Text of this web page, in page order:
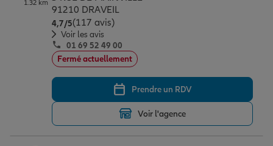
Assurance emprunteur
Prévoyance et dépendance
Assurance animal de compagnie
Protection de la famille
Protection juridique
Épargne & retraite
Plan épargne retraite
Assurance vie
Placements financiers
Vos projets
Partir en vacances
Déménager
Conseil assurance
Outre-mer
1.32 km
91210 DRAVEIL
4,7/5Note de 4.7 sur 5
(117 avis)
Voir les avis
01 69 52 49 00
Fermé actuellement
Prendre un RDV
Voir l'agence